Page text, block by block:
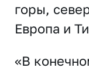
горы,
Европа и
«В